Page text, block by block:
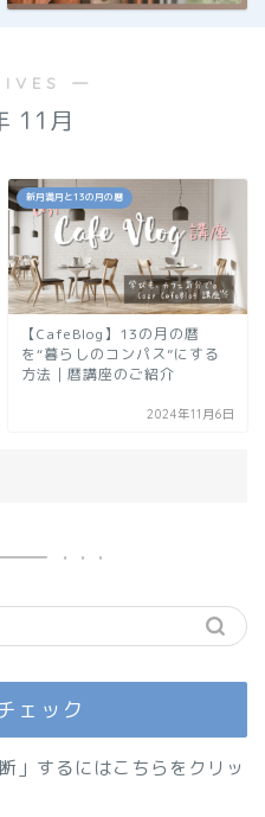
―
11月
新月満月と13の月の暦
【CafeBlog】13の月の暦
を“暮らしのコンパス”にする
方法｜暦講座のご紹介
2024年11月6日
ェック
」するにはこちらをクリッ